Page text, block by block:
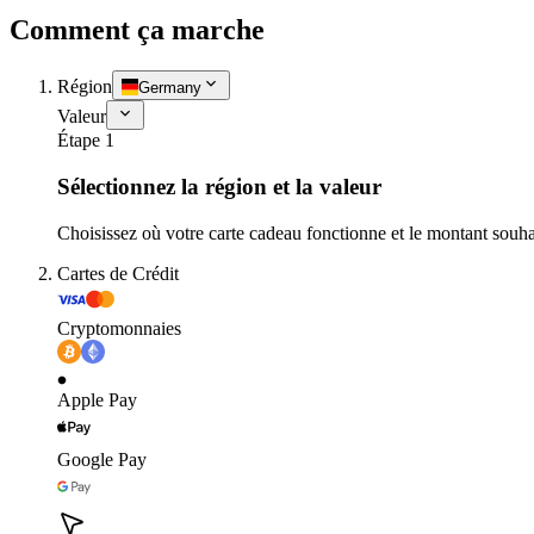
Comment ça marche
Région Germany
Valeur
Étape 1
Sélectionnez la région et la valeur
Choisissez où votre carte cadeau fonctionne et le montant
Cartes de Crédit
Cryptomonnaies
Apple Pay
Google Pay